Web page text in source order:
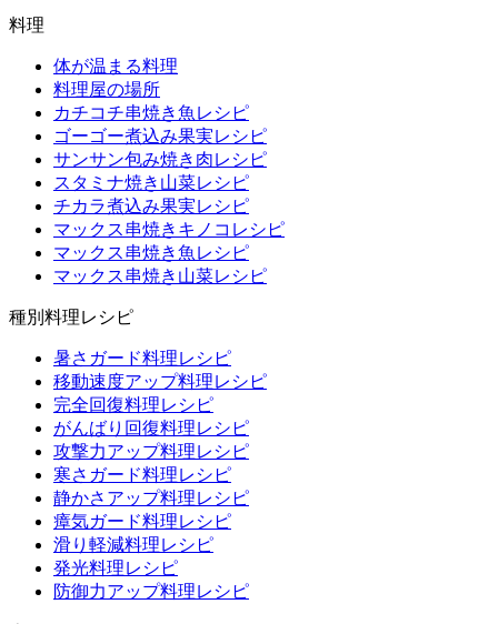
料理
体が温まる料理
料理屋の場所
カチコチ串焼き魚レシピ
ゴーゴー煮込み果実レシピ
サンサン包み焼き肉レシピ
スタミナ焼き山菜レシピ
チカラ煮込み果実レシピ
マックス串焼きキノコレシピ
マックス串焼き魚レシピ
マックス串焼き山菜レシピ
種別料理レシピ
暑さガード料理レシピ
移動速度アップ料理レシピ
完全回復料理レシピ
がんばり回復料理レシピ
攻撃力アップ料理レシピ
寒さガード料理レシピ
静かさアップ料理レシピ
瘴気ガード料理レシピ
滑り軽減料理レシピ
発光料理レシピ
防御力アップ料理レシピ